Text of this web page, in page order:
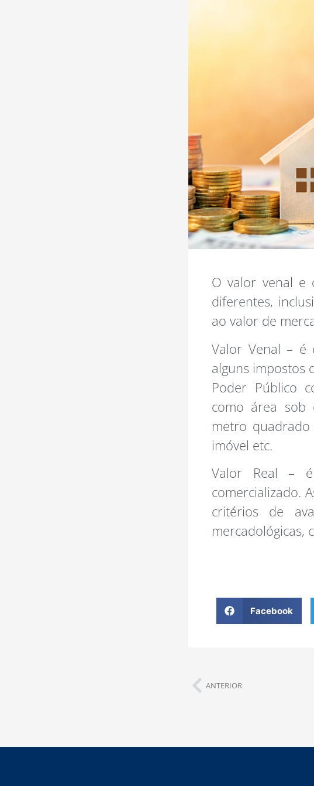
O valor venal e
diferentes,
ao valor de
Valor Venal – é
alguns impostos
Poder Público
como área
metro
imóvel etc.
Valor Real –
comercializado.
critérios de
mercadológicas,
Facebook
ANTERIOR